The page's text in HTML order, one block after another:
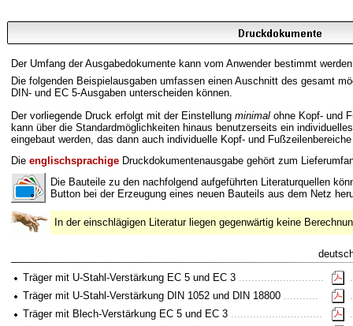
Der Umfang der Ausgabedokumente kann vom Anwender bestimmt
Die folgenden Beispielausgaben umfassen einen Auschnitt des gesamt
DIN- und EC 5-Ausgaben unterscheiden können.
Der vorliegende Druck erfolgt mit der Einstellung minimal ohne Kopf- und
kann über die Standardmöglichkeiten hinaus benutzerseits ein
eingebaut werden, das dann auch individuelle Kopf- und
Die englischsprachige Druckdokumentenausgabe gehört zum
Die Bauteile zu den nachfolgend aufgeführten Literaturquellen
Button bei der Erzeugung eines neuen Bauteils aus dem Netz
In der einschlägigen Literatur liegen gegenwärtig keine
Träger mit U-Stahl-Verstärkung EC 5 und EC 3 ...........................
Träger mit U-Stahl-Verstärkung DIN 1052 und DIN 18800 ...........
Träger mit Blech-Verstärkung EC 5 und EC 3 .............................